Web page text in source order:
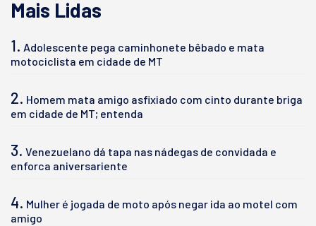
Mais Lidas
1. Adolescente pega caminhonete bêbado e mata
motociclista em cidade de MT
2. Homem mata amigo asfixiado com cinto durante briga
em cidade de MT; entenda
3. Venezuelano dá tapa nas nádegas de convidada e
enforca aniversariente
4. Mulher é jogada de moto após negar ida ao motel com
amigo